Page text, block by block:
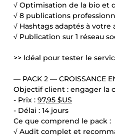
√ Optimisation de la bio et
√ 8 publications
√ Hashtags adaptés à votre
√ Publication sur 1 réseau
>> Idéal pour tester le
— PACK 2 — CROISSANCE
Objectif client : engager la
- Prix : 97,95 $US
- Délai : 14 jours
Ce que comprend le pack :
√ Audit complet et